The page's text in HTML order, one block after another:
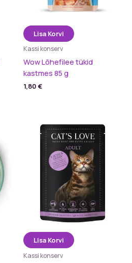
Lisa Korvi
Kassi konserv
Wow Lõhefilee tükid
kastmes 85 g
1,80 €
Lisa Korvi
Kassi konserv